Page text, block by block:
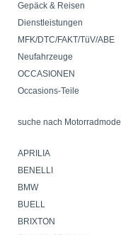
Gepäck & Reisen
Dienstleistungen
MFK/DTC/FAKT/TüV/ABE
Neufahrzeuge
OCCASIONEN
Occasions-Teile
suche nach Motorradmodell
APRILIA
BENELLI
BMW
BUELL
BRIXTON